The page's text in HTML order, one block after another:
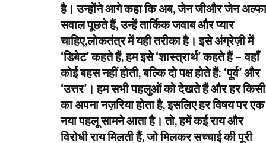
है। उन्होंने आगे कहा कि अब, जेन जीऔर जेन अल्फा
सवाल पूछते हैं, उन्हें तार्किक जवाब और प्यार
चाहिए,लोकतंत्र में यही तरीका है। इसे अंग्रेज़ी में
‘डिबेट’ कहते हैं, हम इसे ‘शास्त्रार्थ’ कहते हैं – वहाँ
कोई बहस नहीं होती, बल्कि दो पक्ष होते हैं: ‘पूर्व’ और
‘उत्तर’। हम सभी पहलुओं को देखते हैं और हर किसी
का अपना नज़रिया होता है, इसलिए हर विषय पर एक
नया पहलू सामने आता है। तो, हमें कई राय और
विरोधी राय मिलती हैं, जो मिलकर सच्चाई की पूरी